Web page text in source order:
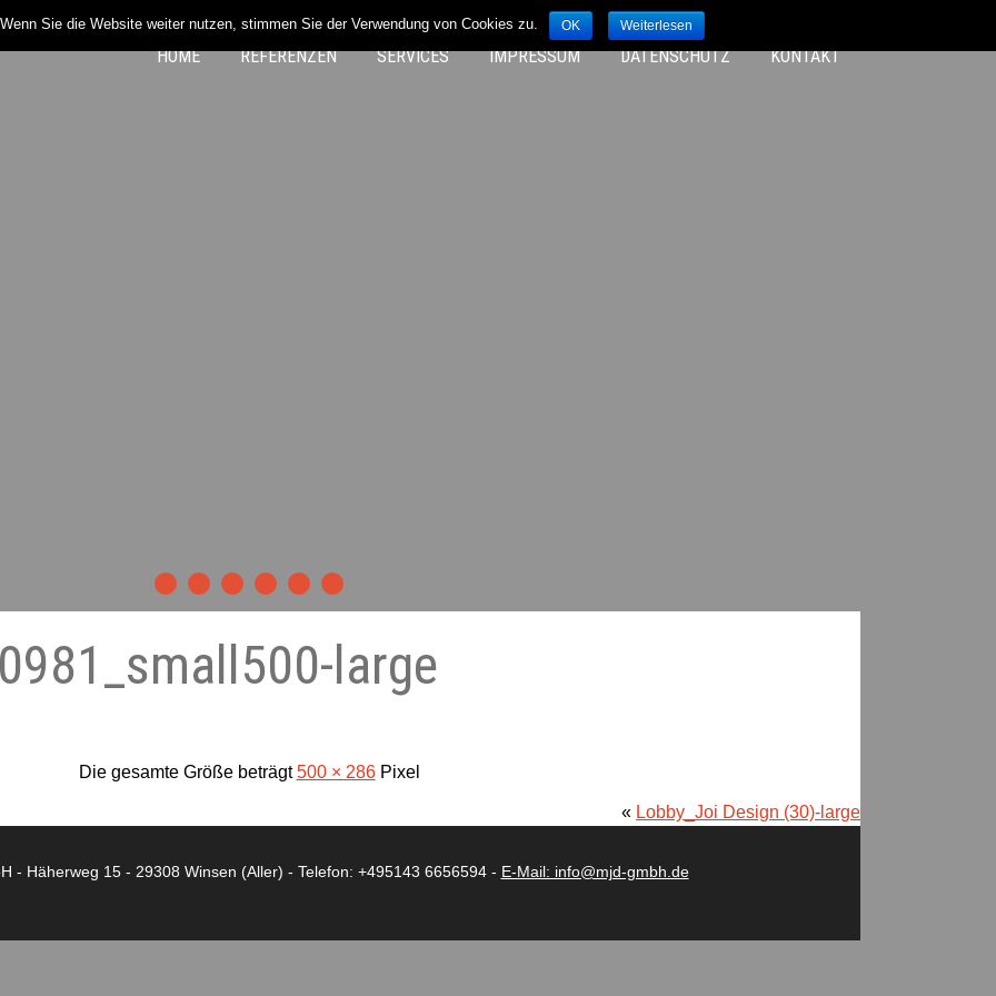
HOME REFERENZEN SERVICES IMPRESSUM DATENSCHUTZ KONTAKT
large
Die gesamte Größe beträgt500 × 286Pixel
« Lobby_Joi Design (30)-large
- Häherweg 15 - 29308 Winsen (Aller) - Telefon: +495143 6656594 - E-Mail: info@mjd-gmbh.de
Sie die Website weiter nutzen, stimmen Sie der Verwendung von Cookies zu. OK Weiterlesen